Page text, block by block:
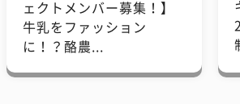
ェクトメンバー募集！】
牛乳をファッション
に！？酪農...